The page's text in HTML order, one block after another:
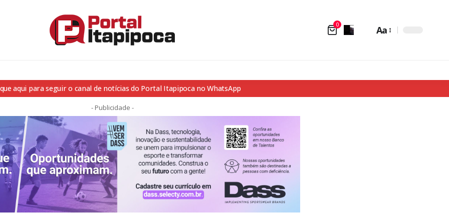
0 Aa
aqui para seguir o canal de notícias do Portal Itapipoca no WhatsApp
- Publicidade -